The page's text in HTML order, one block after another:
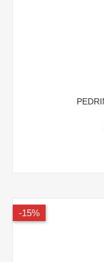
15%-